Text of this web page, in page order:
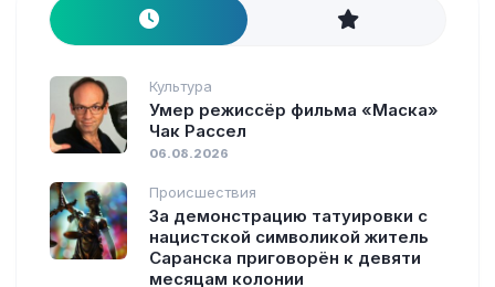
Культура
Умер режиссёр фильма «Маска»
Чак Рассел
06.08.2026
Происшествия
За демонстрацию татуировки с
нацистской символикой житель
Саранска приговорён к девяти
месяцам колонии